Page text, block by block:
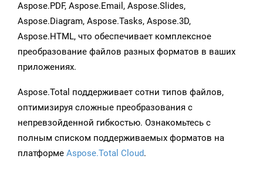
Aspose.PDF, Aspose.Email, Aspose.Slides,
Aspose.Diagram, Aspose.Tasks, Aspose.3D,
Aspose.HTML, что обеспечивает комплексное
преобразование файлов разных форматов в ваших
приложениях.
Aspose.Total поддерживает сотни типов файлов,
оптимизируя сложные преобразования с
непревзойденной гибкостью. Ознакомьтесь с
полным списком поддерживаемых форматов на
платформе Aspose.Total Cloud.